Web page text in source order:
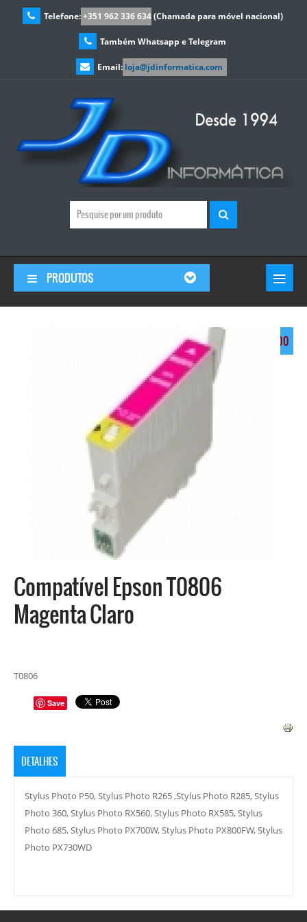
Telefone:+351 962 336 634 (Chamada para móvel nacional)
Também Whatsapp e Telegram
Email: loja@jdinformatica.com
PRODUTOS ≡
EUR 3.00
Compatível Epson T0806
Magenta Claro
T0806
Save
DETALHES
Stylus Photo P50, Stylus Photo R265 ,Stylus Photo R285, Stylus
Photo 360, Stylus Photo RX560, Stylus Photo RX585, Stylus
Photo 685, Stylus Photo PX700W, Stylus Photo PX800FW, Stylus
Photo PX730WD